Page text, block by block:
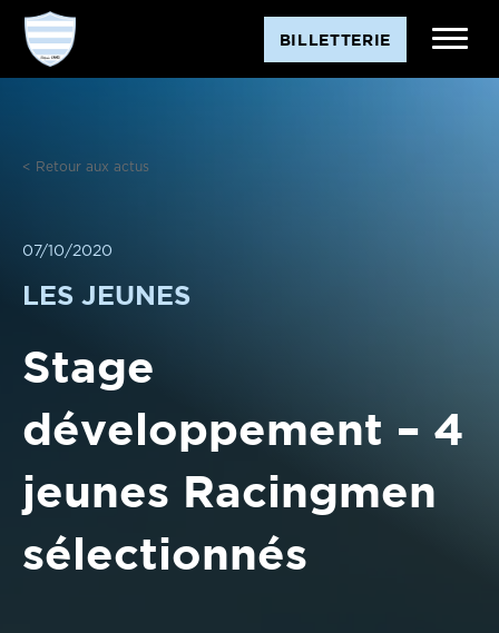
Aller
contenu
BILLETTERIE
< Retour aux actus
07/10/2020
LES JEUNES
Stage
développement – 4
jeunes Racingmen
sélectionnés